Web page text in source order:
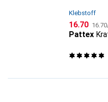
Klebstoff
CHF
16.70 CHF
16.70
Pattex